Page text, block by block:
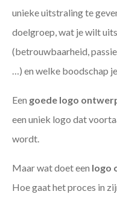
unieke uitstraling te
doelgroep, wat je wilt
(betrouwbaarheid,
…) en welke boodschap
Een goede logo
een uniek logo dat
wordt.
Maar wat doet een logo
Hoe gaat het proces in